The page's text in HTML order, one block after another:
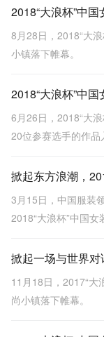
2018“大浪杯”中
8月28日，2018“大
小镇落下帷幕。
2018“大浪杯”中
6月26日，2018“大
20位参赛选手的作品
掀起东方浪潮，
3月15日，中国服装
2018“大浪杯”中国
杯”中国女装设计大
11月18日，2017“大
尚小镇落下帷幕。